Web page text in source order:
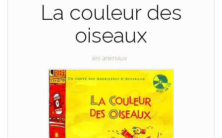
La couleur des
oiseaux
les animaux